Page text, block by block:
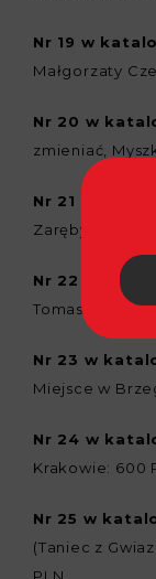
Nr 19 w
Małgorzaty
Nr 20 w
zmieniać,
Nr 21 w
Zaręby: 2.000
Nr 22 w
Tomasza
Nr 23 w
Miejsce w
Nr 24 w
Krakowie: 600
Nr 25 w
(Taniec z